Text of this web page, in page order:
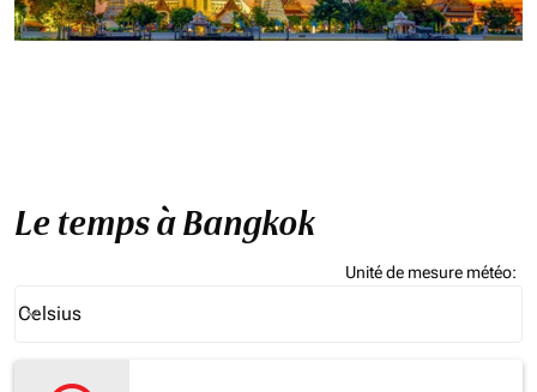
Le temps à Bangkok
Unité de mesure météo:
Celsius
keyboard_arrow_down